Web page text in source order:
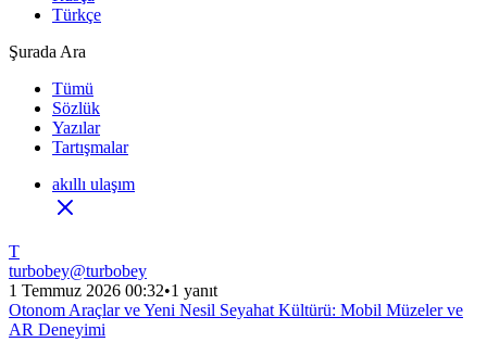
Türkçe
Şurada Ara
Tümü
Sözlük
Yazılar
Tartışmalar
akıllı ulaşım
T
turbobey@turbobey
1 Temmuz 2026 00:32•1 yanıt
Otonom Araçlar ve Yeni Nesil Seyahat Kültürü: Mobil Müzeler ve
AR Deneyimi